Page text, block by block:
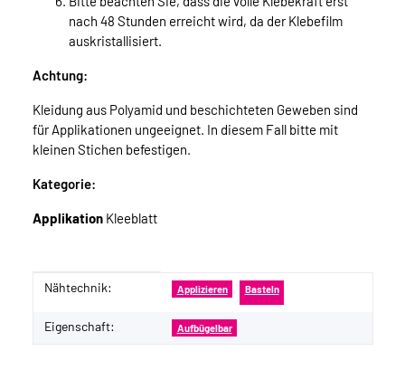
nach 48 Stunden erreicht wird, da der Klebefilm
auskristallisiert.
Achtung:
Kleidung aus Polyamid und beschichteten Geweben sind
für Applikationen ungeeignet. In diesem Fall bitte mit
kleinen Stichen befestigen.
Kategorie:
Applikation Kleeblatt
Produkteigenschaft
Wert
Nähtechnik: Applizieren Basteln
Eigenschaft: Aufbügelbar